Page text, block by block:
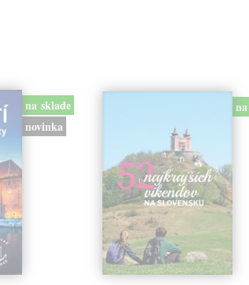
na sklade
novinka